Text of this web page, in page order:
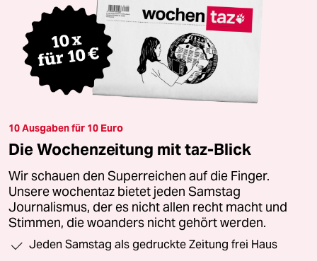
10 Ausgaben für 10 Euro
Die Wochenzeitung mit taz-Blick
Wir schauen den Superreichen auf die Finger.
Unsere wochentaz bietet jeden Samstag
Journalismus, der es nicht allen recht macht und
Stimmen, die woanders nicht gehört werden.
Jeden Samstag als gedruckte Zeitung frei Haus